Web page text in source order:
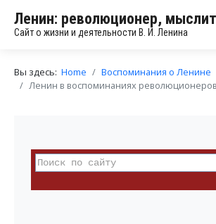
Ленин: революционер,
Сайт о жизни и деятельности В. И. Ленина
Вы здесь: Home
Воспоминания о Ленине
Ленин в воспоминаниях